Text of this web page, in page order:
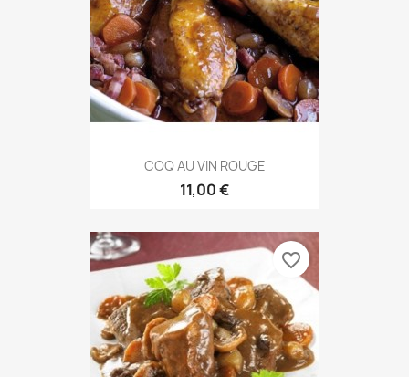
COQ AU VIN ROUGE
11,00 €
favorite_border